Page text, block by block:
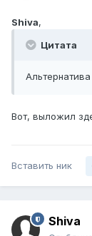
Shiva,
Цитата
Вот, выложил
Вставить ник
Shiva